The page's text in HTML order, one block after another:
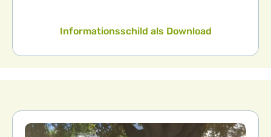
Informationsschild als Download